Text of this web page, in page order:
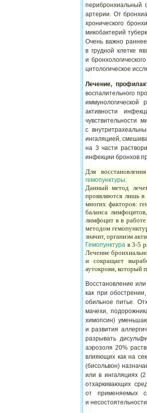
перибронхиальный
артерии. От
хронического
микобактерий
Очень важно
в грудной клетке
и
цитологическое
Лечение,
воспалительного
активности
чувствительности
с
ингаляцией,
на 3 части
инфекции бронхов
Для
гемопунктуры
Данный метод
проявляются лишь
многих факторов:
баланса
лимфоцит в в
методом
значит, организм
Гемопунктура в 3-5
Лечение
и сокращает
аутокрови, который
Восстановление
как при
обильное питье.
мачехи,
химопсин)
и развития
разрывать
аэрозоля 20%
влияющих как на
(бисольвон)
или в ингаляциях
отхаркивающих
от применяемых
и